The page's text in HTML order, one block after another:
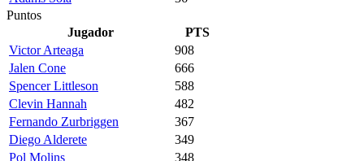
Puntos
Jugador
PTS
Victor Arteaga
908
Jalen Cone
666
Spencer Littleson
588
Clevin Hannah
482
Fernando Zurbriggen
367
Diego Alderete
349
Pol Molins
348